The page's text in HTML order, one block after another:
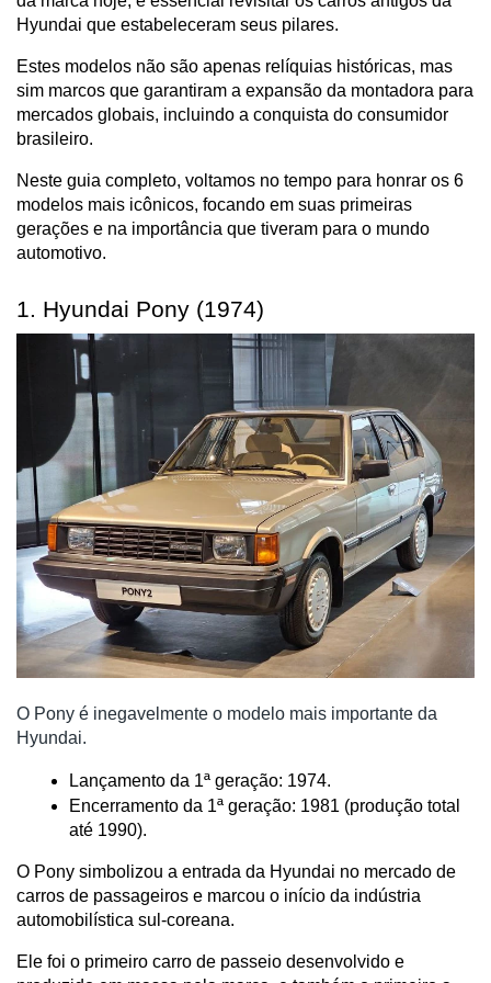
Hyundai que estabeleceram seus pilares.
Estes modelos não são apenas relíquias históricas, mas
sim marcos que garantiram a expansão da montadora para
mercados globais, incluindo a conquista do consumidor
brasileiro.
Neste guia completo, voltamos no tempo para honrar os 6
modelos mais icônicos, focando em suas primeiras
gerações e na importância que tiveram para o mundo
automotivo.
1. Hyundai Pony (1974)
O Pony é inegavelmente o modelo mais importante da
Hyundai.
Lançamento da 1ª geração: 1974.
Encerramento da 1ª geração: 1981 (produção total
até 1990).
O Pony simbolizou a entrada da Hyundai no mercado de
carros de passageiros e marcou o início da indústria
automobilística sul-coreana.
Ele foi o primeiro carro de passeio desenvolvido e